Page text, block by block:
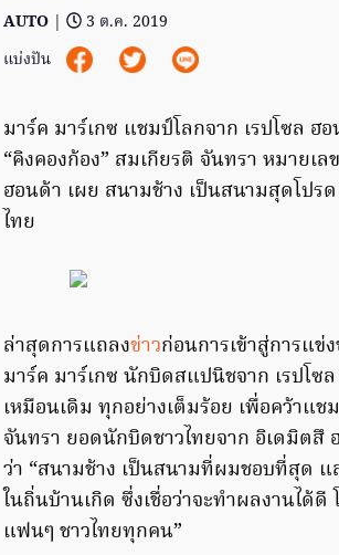
AUTO |
3 ต.ค. 2019
แบ่งปัน
มาร์ค มาร์เกซ แชมป์โลกจาก เรปโซล
“คิงคองก้อง” สมเกียรติ จันทรา หมายเล
ฮอนด้า เผย สนามช้าง เป็นสนามสุดโป
ไทย
ล่าสุดการแถลงข่าวก่อนการเข้าสู่การแ
มาร์ค มาร์เกซ นักบิดสแปนิชจาก เรปโซ
เหมือนเดิม ทุกอย่างเต็มร้อย เพื่อคว้าแ
จันทรา ยอดนักบิดชาวไทยจาก อิเดมิตสึ
ว่า “สนามช้าง เป็นสนามที่ผมชอบที่สุด
ในถิ่นบ้านเกิด ซึ่งเชื่อว่าจะทำผลงานได้ดี
แฟนๆ ชาวไทยทุกคน”